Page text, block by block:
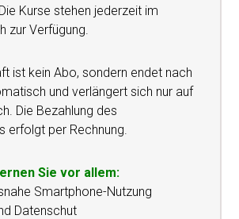
Kurse stehen jederzeit im
zur Verfügung.
ist kein Abo, sondern endet nach
und verlängert sich nur auf
Die Bezahlung des
erfolgt per Rechnung.
Sie vor allem:
Smartphone-Nutzung
Datenschut